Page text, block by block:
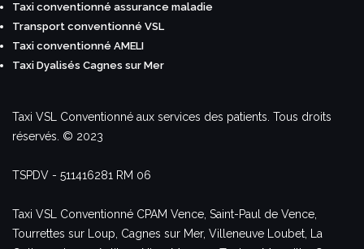
Taxi conventionné assurance maladie
Transport conventionné VSL
Taxi conventionné AMELI
Taxi Dyalisés Cagnes sur Mer
Taxi VSL Conventionné aux services des patients. Tous droits
réservés. © 2023
TSPDV - 511416281 RM 06
Taxi VSL Conventionné CPAM Vence, Saint-Paul de Vence,
Tourrettes sur Loup, Cagnes sur Mer, Villeneuve Loubet, La